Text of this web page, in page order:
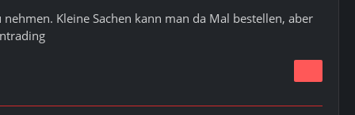
Kleine Sachen kann man da Mal bestellen, aber